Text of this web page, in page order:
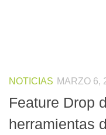
NOTICIAS MARZO 6,
Feature Drop
herramientas